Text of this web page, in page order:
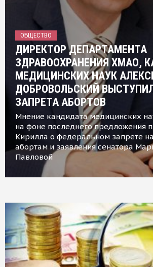
ОБЩЕСТВО
ДИРЕКТОР ДЕПАРТАМЕНТА
ЗДРАВООХРАНЕНИЯ ХМАО,
МЕДИЦИНСКИХ НАУК
ДОБРОВОЛЬСКИЙ
ЗАПРЕТА АБОРТОВ
Мнение кандидата медицинских
на фоне последнего предложения
Кирилла о федеральном запрете
абортам и заявления сенатора
Павловой